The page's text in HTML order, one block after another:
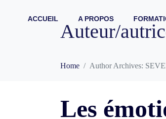
ACCUEIL A PROPOS
Auteur/
Home Author Archives:
Les